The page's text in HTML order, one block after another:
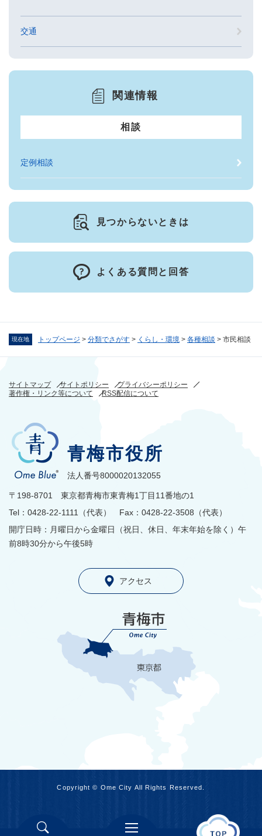
現在地 トップページ > 分類でさがす > くらし・環境 > 各種相談 > 市民相談
交通
関連情報
相談
定例相談
見つからないときは
よくある質問と回答
サイトマップ サイトポリシー
プライバシーポリシー
著作権・リンク等について
RSS配信について
青梅市役所
法人番号8000020132055
〒198-8701 東京都青梅市東青梅1丁目11番地の1
Tel：0428-22-1111（代表） Fax：0428-22-3508（代表）
開庁日時：月曜日から金曜日（祝日、休日、年末年始を除く）午
前8時30分から午後5時
アクセス
Copyright © Ome City All Rights Reserved.